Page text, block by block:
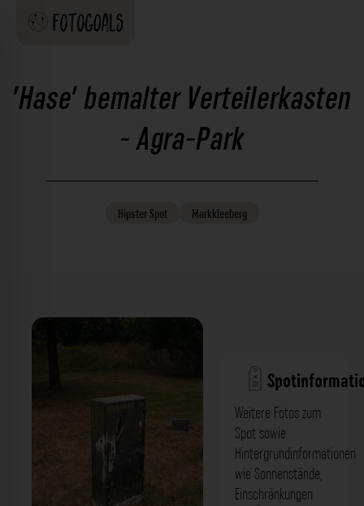
'Hase' bemalter Verteilerkasten
- Agra-Park
HipsterSpot Markkleeberg
Weitere Fotos zum
Spot sowie
Hintergrundinformationen
wie Sonnenstände,
Einschränkungen